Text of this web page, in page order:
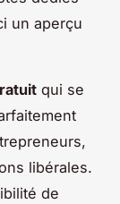
un aperçu
qui se
libérales.
de